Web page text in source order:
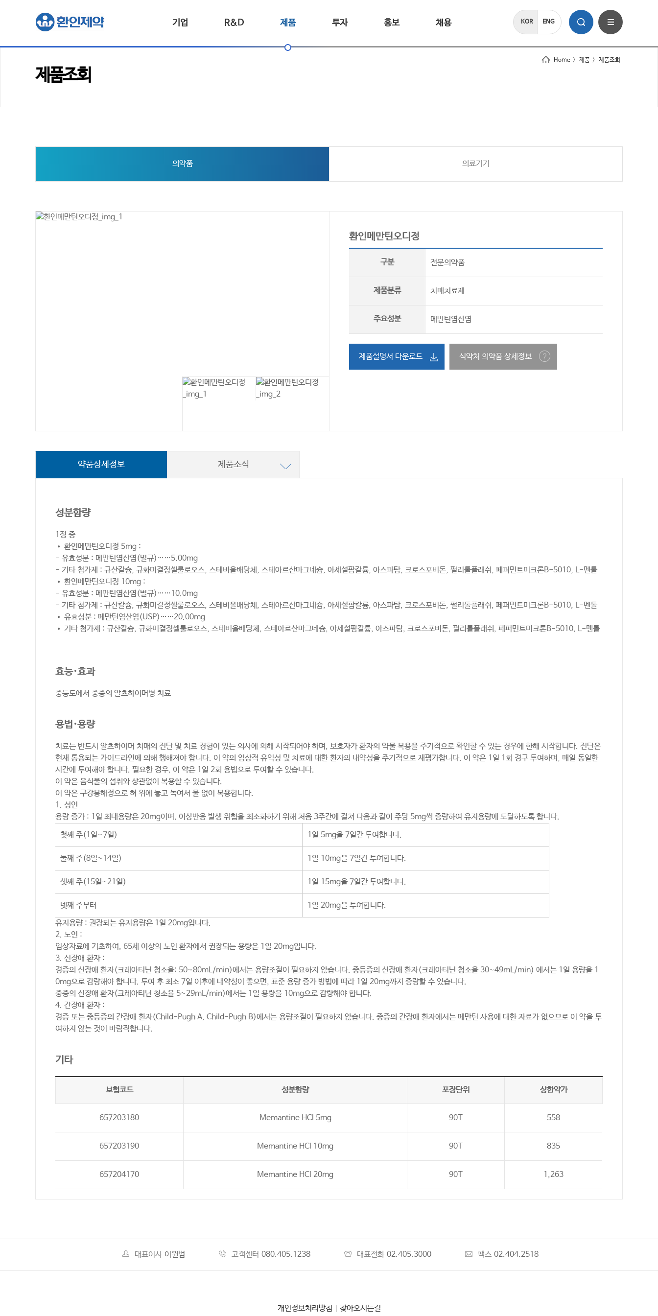
KOR ENG
기업 R&D 제품 투자 홍보 채용
Home > 제품 > 제품조회
제품조회
의약품 의료기기
환인메만틴오디정
구분 전문의약품
제품분류 치매치료제
주요성분 메만틴염산염
제품설명서 다운로드 식약처 의약품 상세정보
약품상세정보 제품소식
성분함량
1정 중
• 환인메만틴오디정 5mg :
- 유효성분 : 메만틴염산염(별규)……5.00mg
- 기타 첨가제 : 규산칼슘, 규화미결정셀룰로오스, 스테비올배당체, 스테아르산마그네슘, 아세설팜칼륨, 아스파탐, 크로스포비돈, 펄리톨플래쉬, 페퍼민트미크론B-5010, L-멘톨
• 환인메만틴오디정 10mg :
- 유효성분 : 메만틴염산염(별규)……10.0mg
- 기타 첨가제 : 규산칼슘, 규화미결정셀룰로오스, 스테비올배당체, 스테아르산마그네슘, 아세설팜칼륨, 아스파탐, 크로스포비돈, 펄리톨플래쉬, 페퍼민트미크론B-5010, L-멘톨
• 유효성분 : 메만틴염산염(USP)……20.00mg
• 기타 첨가제 : 규산칼슘, 규화미결정셀룰로오스, 스테비올배당체, 스테아르산마그네슘, 아세설팜칼륨, 아스파탐, 크로스포비돈, 펄리톨플래쉬, 페퍼민트미크론B-5010, L-멘톨
효능·효과
중등도에서 중증의 알츠하이머병 치료
용법·용량
치료는 반드시 알츠하이머 치매의 진단 및 치료 경험이 있는 의사에 의해 시작되어야 하며, 보호자가 환자의 약물 복용을 주기적으로 확인할 수 있는 경우에 한해 시작합니다. 진단은
현재 통용되는 가이드라인에 의해 행해져야 합니다. 이 약의 임상적 유익성 및 치료에 대한 환자의 내약성을 주기적으로 재평가합니다. 이 약은 1일 1회 경구 투여하며, 매일 동일한
시간에 투여해야 합니다. 필요한 경우, 이 약은 1일 2회 용법으로 투여할 수 있습니다.
이 약은 음식물의 섭취와 상관없이 복용할 수 있습니다.
이 약은 구강붕해정으로 혀 위에 놓고 녹여서 물 없이 복용합니다.
1. 성인
용량 증가 : 1일 최대용량은 20mg이며, 이상반응 발생 위험을 최소화하기 위해 처음 3주간에 걸쳐 다음과 같이 주당 5mg씩 증량하여 유지용량에 도달하도록 합니다.
첫째 주(1일~7일)
1일 5mg을 7일간 투여합니다.
둘째 주(8일~14일) 1일 10mg을 7일간 투여합니다.
셋째 주(15일~21일) 1일 15mg을 7일간 투여합니다.
넷째 주부터
1일 20mg을 투여합니다.
유지용량 : 권장되는 유지용량은 1일 20mg입니다.
2. 노인 :
임상자료에 기초하여, 65세 이상의 노인 환자에서 권장되는 용량은 1일 20mg입니다.
3. 신장애 환자 :
경증의 신장애 환자(크레아티닌 청소율: 50~80mL/min)에서는 용량조절이 필요하지 않습니다. 중등증의 신장애 환자(크레아티닌 청소율 30~49mL/min) 에서는 1일 용량을 1
0mg으로 감량해야 합니다. 투여 후 최소 7일 이후에 내약성이 좋으면, 표준 용량 증가 방법에 따라 1일 20mg까지 증량할 수 있습니다.
중증의 신장애 환자(크레아티닌 청소율 5~29mL/min)에서는 1일 용량을 10mg으로 감량해야 합니다.
4. 간장애 환자 :
경증 또는 중등증의 간장애 환자(Child-Pugh A, Child-Pugh B)에서는 용량조절이 필요하지 않습니다. 중증의 간장애 환자에서는 메만틴 사용에 대한 자료가 없으므로 이 약을 투
여하지 않는 것이 바람직합니다.
기타
보험코드 성분함량 포장단위 상한약가
657203180 Memantine HCl 5mg 90T 558
657203190 Memantine HCl 10mg 90T 835
657204170 Memantine HCl 20mg 90T 1,263
대표이사 이원범 고객센터 080.405.1238 대표전화 02.405.3000 팩스 02.404.2518
개인정보처리방침 찾아오시는길